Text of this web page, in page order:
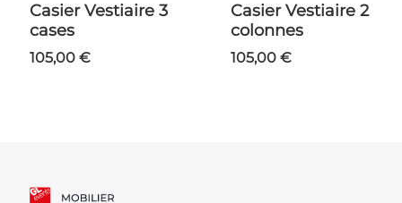
Casier Vestiaire 3
cases
105,00 €
Casier Vestiaire 2
colonnes
105,00 €